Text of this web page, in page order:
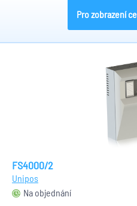
Pro zobrazení
FS4000/2
Unipos
Na objednání